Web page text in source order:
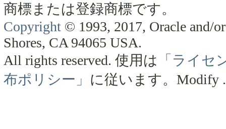
商標または登録商標です。
Copyright © 1993, 2017, Oracle and/
Shores, CA 94065 USA.
All rights reserved. 使用は 「ライセ
布ポリシー」 に従います。 Modify